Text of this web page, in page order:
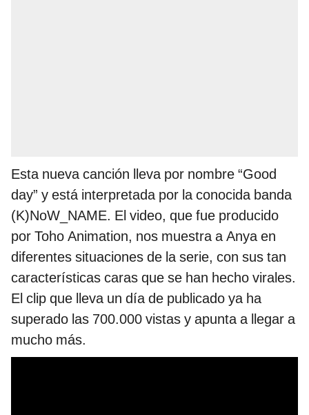
Esta nueva canción lleva por nombre “Good
day” y está interpretada por la conocida banda
(K)NoW_NAME. El video, que fue producido
por Toho Animation, nos muestra a Anya en
diferentes situaciones de la serie, con sus tan
características caras que se han hecho virales.
El clip que lleva un día de publicado ya ha
superado las 700.000 vistas y apunta a llegar a
mucho más.